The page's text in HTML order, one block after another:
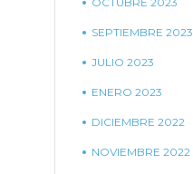
SEPTIEMBRE 2023
JULIO 2023
ENERO 2023
DICIEMBRE 2022
NOVIEMBRE 2022